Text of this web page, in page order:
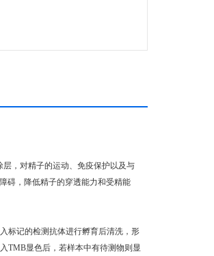
层，对精子的运动、免疫保护以及与
碍，降低精子的穿透能力和受精能
标记的检测抗体进行孵育后清洗，形
TMB显色后，若样本中有待测物则显